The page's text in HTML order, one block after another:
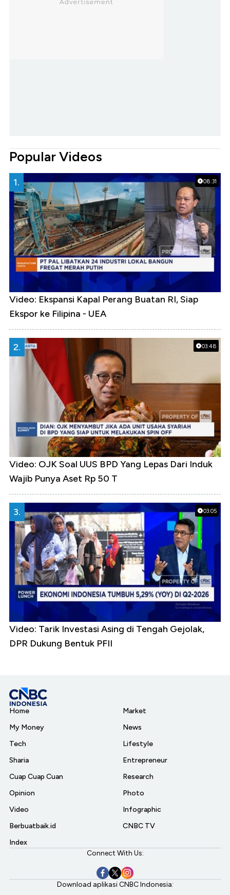
Popular Videos
08:31
1.
Video: Ekspansi Kapal Perang Buatan RI, Siap
Ekspor ke Filipina - UEA
03:48
2.
Video: OJK Soal UUS BPD Yang Lepas Dari Induk
Wajib Punya Aset Rp 50 T
03:05
3.
Video: Tarik Investasi Asing di Tengah Gejolak,
DPR Dukung Bentuk PFII
Home
My Money
Tech
Sharia
Cuap Cuap Cuan
Opinion
Video
Berbuatbaik.id
Index
Market
News
Lifestyle
Entrepreneur
Research
Photo
Infographic
CNBC TV
Connect With Us:
Download aplikasi CNBC Indonesia: